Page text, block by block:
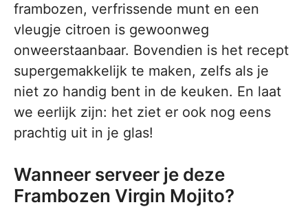
frambozen, verfrissende munt en een
vleugje citroen is gewoonweg
onweerstaanbaar. Bovendien is het recept
supergemakkelijk te maken, zelfs als je
niet zo handig bent in de keuken. En laat
we eerlijk zijn: het ziet er ook nog eens
prachtig uit in je glas!
Wanneer serveer je deze
Frambozen Virgin Mojito?